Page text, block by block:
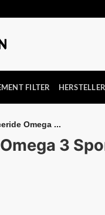
FILTER HERSTELLER
Omega ...
3